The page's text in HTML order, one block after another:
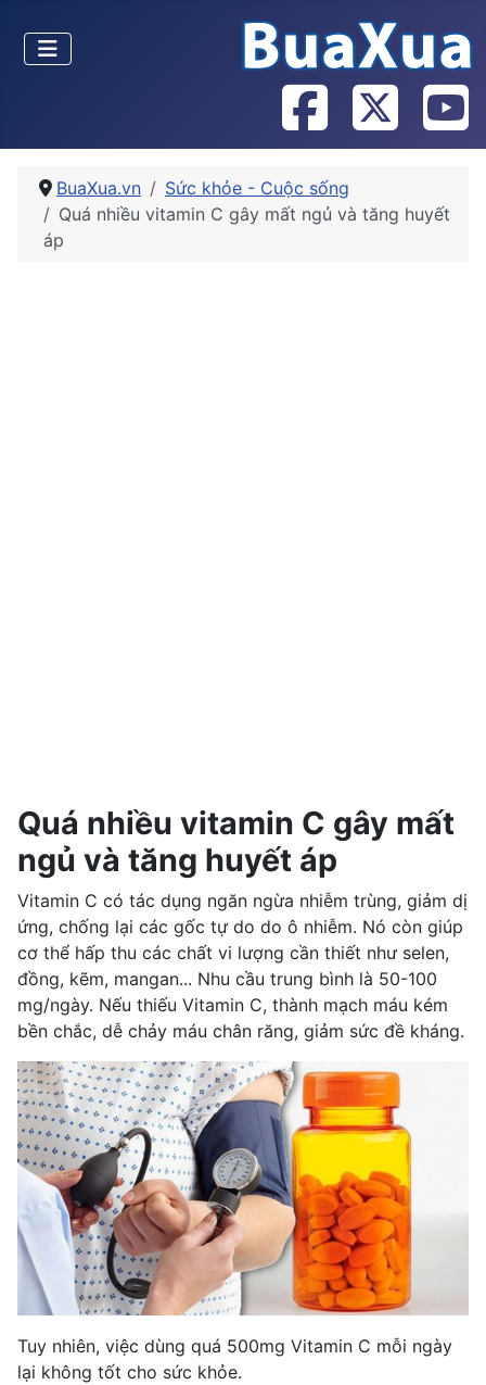
BuaXua.vn
Sức khỏe - Cuộc sống
Quá nhiều vitamin C gây mất ngủ và tăng huyết
áp
Quá nhiều vitamin C gây mất
ngủ và tăng huyết áp
Vitamin C có tác dụng ngăn ngừa nhiễm trùng, giảm dị
ứng, chống lại các gốc tự do do ô nhiễm. Nó còn giúp
cơ thể hấp thu các chất vi lượng cần thiết như selen,
đồng, kẽm, mangan... Nhu cầu trung bình là 50-100
mg/ngày. Nếu thiếu Vitamin C, thành mạch máu kém
bền chắc, dễ chảy máu chân răng, giảm sức đề kháng.
Tuy nhiên, việc dùng quá 500mg Vitamin C mỗi ngày
lại không tốt cho sức khỏe.